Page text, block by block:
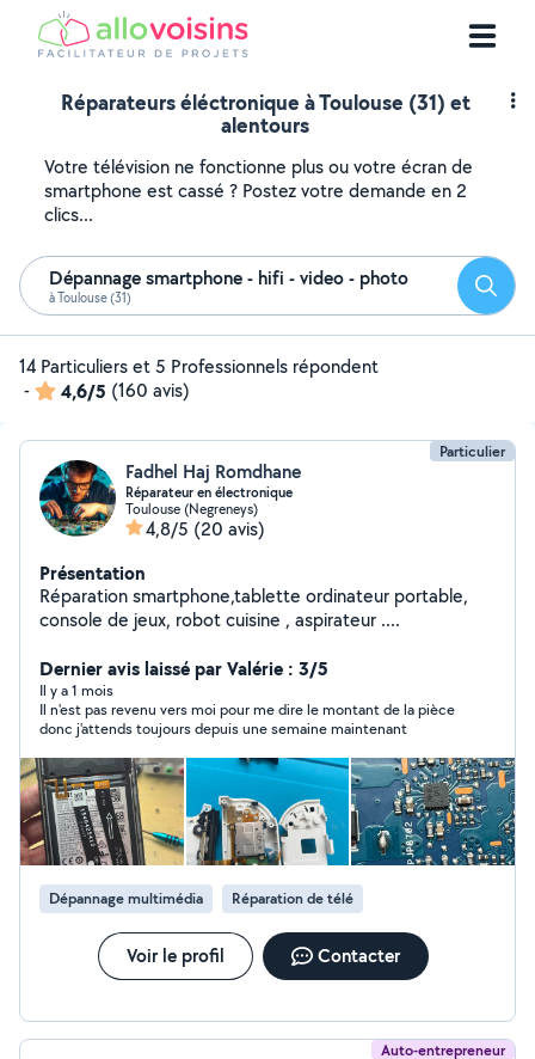
Réparateurs éléctronique à Toulouse (31) et
alentours
Votre télévision ne fonctionne plus ou votre écran de
smartphone est cassé ? Postez votre demande en 2
clics...
Dépannage smartphone - hifi - video - photo
à Toulouse (31)
14 Particuliers et 5 Professionnels répondent
-
4,6/5 (160 avis)
Particulier
Fadhel Haj Romdhane
Réparateur en électronique
Toulouse (Negreneys)
4,8/5 (20 avis)
Présentation
Réparation smartphone,tablette ordinateur portable,
console de jeux, robot cuisine , aspirateur ....
Dernier avis laissé par Valérie : 3/5
Il y a 1 mois
Il n'est pas revenu vers moi pour me dire le montant de la pièce
donc j'attends toujours depuis une semaine maintenant
Dépannage multimédia Réparation de télé
Voir le profil Contacter
Auto-entrepreneur